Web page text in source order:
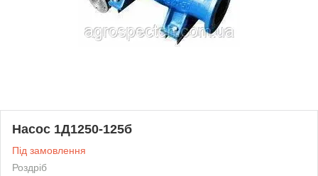
Насос 1Д1250-125б
Під замовлення
Роздріб